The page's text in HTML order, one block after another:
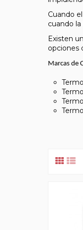
Cuando el
cuando
Existen
opciones
Marcas de